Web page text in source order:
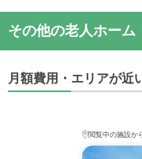
その他の老人ホーム
月額費用・エリアが近
閲覧中の施設か